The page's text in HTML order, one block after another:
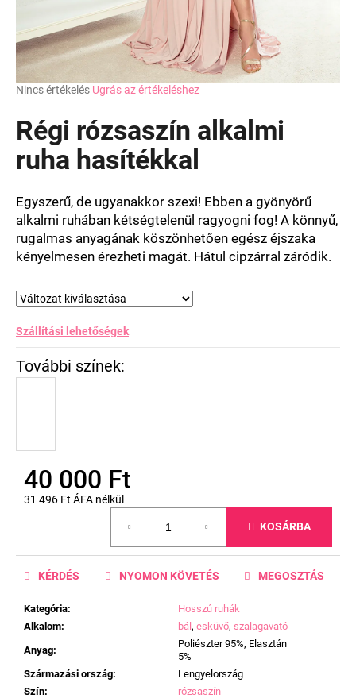
A
átlagos
értékelése
ből
csillag.
Nincs értékelés Ugrás az értékeléshez
Régi rózsaszín alkalmi
ruha hasítékkal
Egyszerű, de ugyanakkor szexi! Ebben a gyönyörű
alkalmi ruhában kétségtelenül ragyogni fog! A könnyű,
rugalmas anyagának köszönhetően egész éjszaka
kényelmesen érezheti magát. Hátul cipzárral záródik.
Szállítási lehetőségek
40 000 Ft
31 496 Ft ÁFA nélkül
KOSÁRBA
Kategória:
Hosszú ruhák
Alkalom: bál, esküvő, szalagavató
Anyag:
Poliészter 95%, Elasztán
5%
Származási ország:
Lengyelország
Szín:
rózsaszín
KÉRDÉS NYOMON KÖVETÉS MEGOSZTÁS